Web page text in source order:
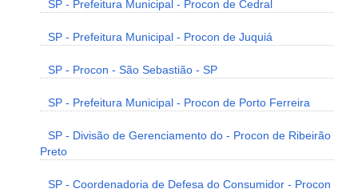
SP - Prefeitura Municipal - Procon de Cedral
SP - Prefeitura Municipal - Procon de Juquiá
SP - Procon - São Sebastião - SP
SP - Prefeitura Municipal - Procon de Porto Ferreira
SP - Divisão de Gerenciamento do - Procon de Ribeirão
Preto
SP - Coordenadoria de Defesa do Consumidor - Procon